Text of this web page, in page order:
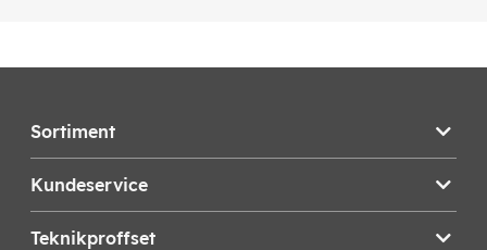
Sortiment
Kundeservice
Teknikproffset